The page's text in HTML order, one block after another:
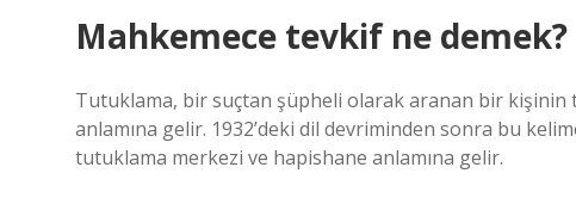
Mahkemece tevkif ne demek?
Tutuklama, bir suçtan şüpheli olarak aranan bir kişinin
anlamına gelir. 1932’deki dil devriminden sonra bu
tutuklama merkezi ve hapishane anlamına gelir.